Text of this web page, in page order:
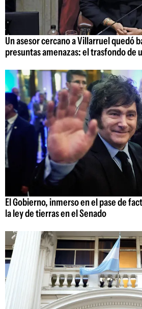
Un asesor cercano a Villarruel quedó
presuntas amenazas: el trasfondo de
El Gobierno, inmerso en el pase de
la ley de tierras en el Senado